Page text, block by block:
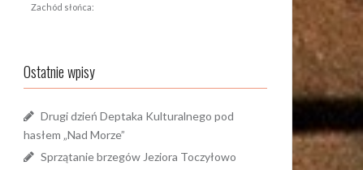
Zachód słońca:
Ostatnie wpisy
Drugi dzień Deptaka Kulturalnego pod
hasłem „Nad Morze”
Sprzątanie brzegów Jeziora Toczyłowo